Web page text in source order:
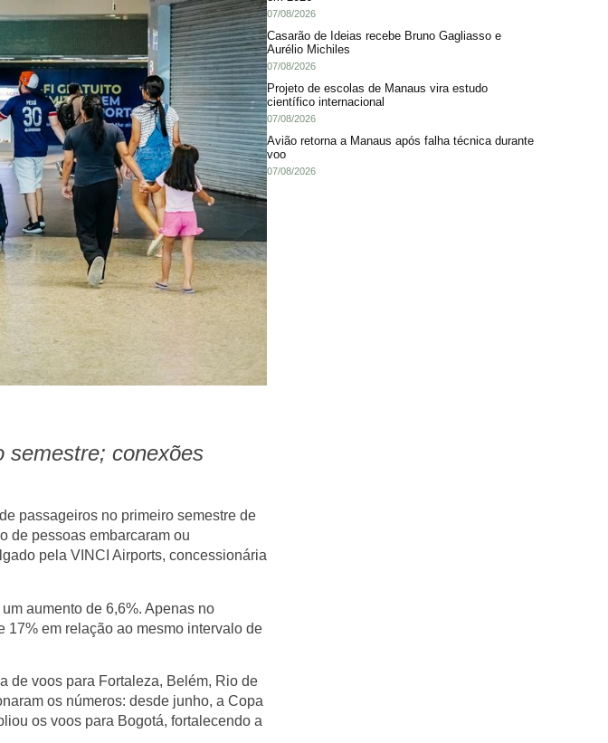
semestre; conexões
passageiros no primeiro semestre de
de pessoas embarcaram ou
pela VINCI Airports, concessionária
um aumento de 6,6%. Apenas no
17% em relação ao mesmo intervalo de
de voos para Fortaleza, Belém, Rio de
os números: desde junho, a Copa
os voos para Bogotá, fortalecendo a
07/08/2026
Casarão de Ideias recebe Bruno Gagliasso e
Aurélio Michiles
07/08/2026
Projeto de escolas de Manaus vira estudo
científico internacional
07/08/2026
Avião retorna a Manaus após falha técnica durante
voo
07/08/2026